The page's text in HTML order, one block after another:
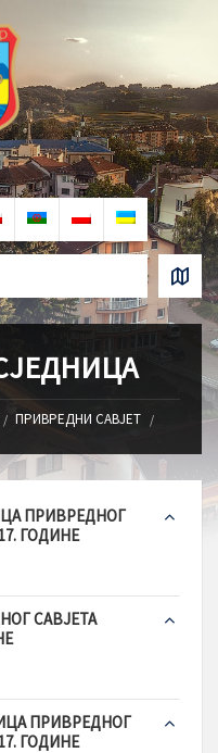
ПРИВРЕДНИ САВЈЕТ
ПРИВРЕДНОГ
ГОДИНЕ
САВЈЕТА
ПРИВРЕДНОГ
ГОДИНЕ